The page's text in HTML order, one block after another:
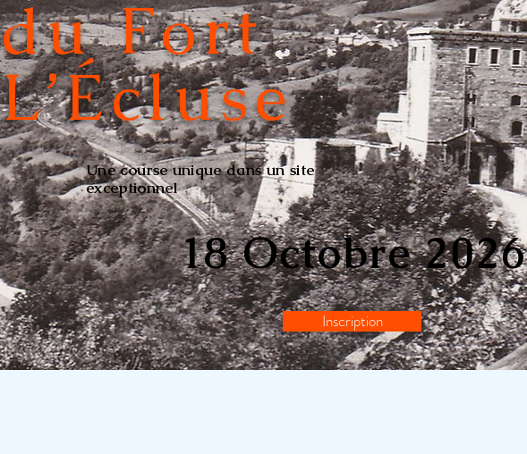
du Fort
L’Écluse
Une course unique dans un site
exceptionnel
18 Octobre 2026
Inscription